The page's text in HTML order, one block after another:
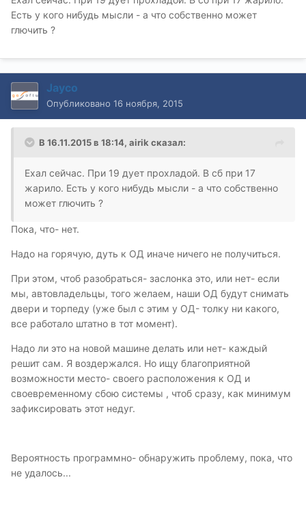
Есть у кого нибудь мысли - а что собственно может
глючить ?
Jayco
Опубликовано 16 ноября, 2015
В 16.11.2015 в 18:14, airik сказал:
Ехал сейчас. При 19 дует прохладой. В сб при 17
жарило. Есть у кого нибудь мысли - а что собственно
может глючить ?
Пока, что- нет.
Надо на горячую, дуть к ОД иначе ничего не получиться.
При этом, чтоб разобраться- заслонка это, или нет- если
мы, автовладельцы, того желаем, наши ОД будут снимать
двери и торпеду (уже был с этим у ОД- толку ни какого,
все работало штатно в тот момент).
Надо ли это на новой машине делать или нет- каждый
решит сам. Я воздержался. Но ищу благоприятной
возможности место- своего расположения к ОД и
своевременному сбою системы , чтоб сразу, как минимум
зафиксировать этот недуг.
Вероятность программно- обнаружить проблему, пока, что
не удалось...